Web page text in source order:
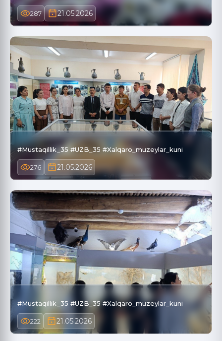
287 21.05.2026
#Mustaqillik_35 #UZB_35 #Xalqaro_muzeylar_kuni
276 21.05.2026
#Mustaqillik_35 #UZB_35 #Xalqaro_muzeylar_kuni
222 21.05.2026